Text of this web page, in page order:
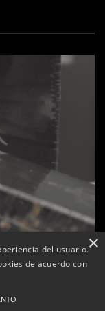
×
del usuario.
de acuerdo con